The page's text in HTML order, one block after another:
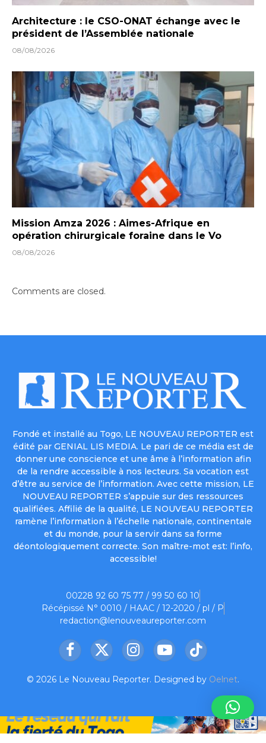
Architecture : le CSO-ONAT échange avec le
président de l’Assemblée nationale
08/08/2026
Mission Amza 2026 : Aimes-Afrique en
opération chirurgicale foraine dans le Vo
08/08/2026
Comments are closed.
Fondé et installé au Togo, LE NOUVEAU REPORTER est
édité par GENIAL LIS MEDIA. Le pari de ce média est de
donner une conscience et une âme à l’information afin
de la rendre accessible à nos lecteurs. Sa vocation est
d’être au service de l’information. Avec cette mission, LE
NOUVEAU REPORTER s’appuie sur des ressources
qualifiées. Affilié de la qualité, LE NOUVEAU REPORTER
ramène l’information à l’échelle nationale, continentale
et du monde, pour la servir dans sa forme
déontologiquement correcte. Son maître-mot est: l’info,
accessible!
00228 92 60 75 77 / 99 50 60 10
Récépissé N° 0010 / HAAC / 12-2020 / pl / P
redaction@lenouveaureporter.com
Facebook
X
InstagramYouTubeTikTok
© 2026 Le Nouveau Reporter. Designed by Oelnet.